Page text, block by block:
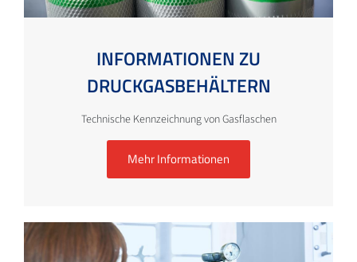
INFORMATIONEN ZU
DRUCKGASBEHÄLTERN
Technische Kennzeichnung von Gasflaschen
Mehr Informationen